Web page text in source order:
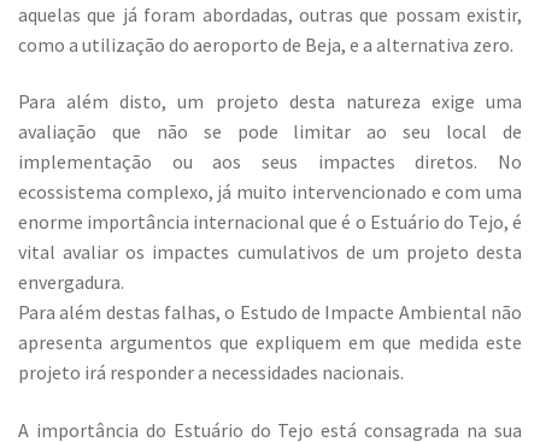
aquelas que já foram abordadas, outras que possam existir,
como a utilização do aeroporto de Beja, e a alternativa zero.
Para além disto, um projeto desta natureza exige uma
avaliação que não se pode limitar ao seu local de
implementação ou aos seus impactes diretos. No
ecossistema complexo, já muito intervencionado e com uma
enorme importância internacional que é o Estuário do Tejo, é
vital avaliar os impactes cumulativos de um projeto desta
envergadura.
Para além destas falhas, o Estudo de Impacte Ambiental não
apresenta argumentos que expliquem em que medida este
projeto irá responder a necessidades nacionais.
A importância do Estuário do Tejo está consagrada na sua